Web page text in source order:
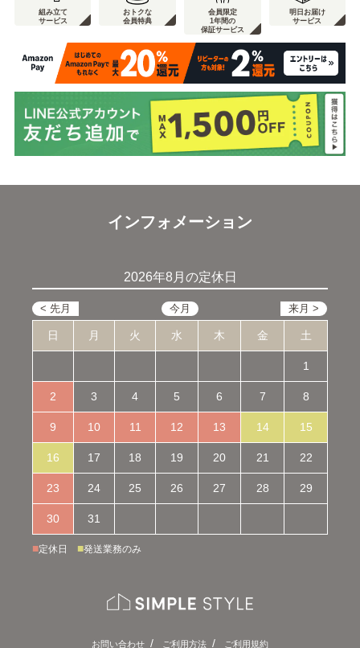
組み立て
サービス
おトクな
会員特典
会員限定
1年間の
保証サービス
明日お届け
サービス
インフォメーション
2026年8月の定休日
日 月 火 水 木 金 土
1
2 3 4 5 6 7 8
9 10 11 12 13 14 15
16 17 18 19 20 21 22
23 24 25 26 27 28 29
30 31
■定休日 ■発送業務のみ
お問い合わせ ご利用方法 ご利用規約